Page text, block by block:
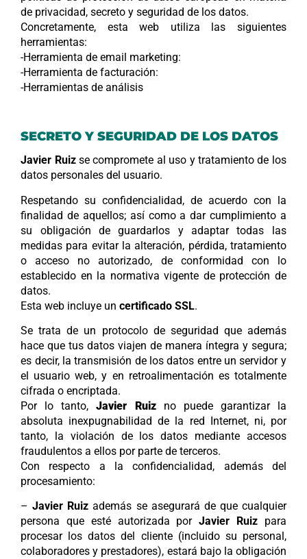
de privacidad, secreto y seguridad de los datos.
Concretamente, esta web utiliza las siguientes
herramientas:
-Herramienta de email marketing:
-Herramienta de facturación:
-Herramientas de análisis
SECRETO Y SEGURIDAD DE LOS DATOS
Javier Ruizse compromete al uso y tratamiento de los
datos personales del usuario.
Respetando su confidencialidad, de acuerdo con la
finalidad de aquellos; así como a dar cumplimiento a
su obligación de guardarlos y adaptar todas las
medidas para evitar la alteración, pérdida, tratamiento
o acceso no autorizado, de conformidad con lo
establecido en la normativa vigente de protección de
datos.
Esta web incluye uncertificado SSL.
Se trata de un protocolo de seguridad que además
hace que tus datos viajen de manera íntegra y segura;
es decir, la transmisión de los datos entre un servidor y
el usuario web, y en retroalimentación es totalmente
cifrada o encriptada.
Por lo tanto,Javier Ruizno puede garantizar la
absoluta inexpugnabilidad de la red Internet, ni, por
tanto, la violación de los datos mediante accesos
fraudulentos a ellos por parte de terceros.
Con respecto a la confidencialidad, además del
procesamiento:
–Javier Ruiz además se asegurará de que cualquier
persona que esté autorizada porJavier Ruiz para
procesar los datos del cliente (incluido su personal,
colaboradores y prestadores), estará bajo la obligación